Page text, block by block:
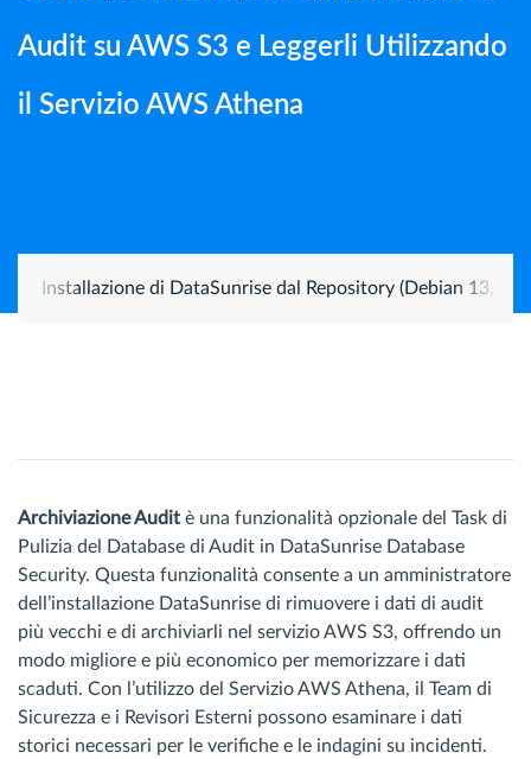
Audit su AWS S3 e Leggerli Utilizzando
il Servizio AWS Athena
Installazione di DataSunrise dal Repository (Debian 13,
Archiviazione Audit è una funzionalità opzionale del Task di
Pulizia del Database di Audit in DataSunrise Database
Security. Questa funzionalità consente a un amministratore
dell’installazione DataSunrise di rimuovere i dati di audit
più vecchi e di archiviarli nel servizio AWS S3, offrendo un
modo migliore e più economico per memorizzare i dati
scaduti. Con l’utilizzo del Servizio AWS Athena, il Team di
Sicurezza e i Revisori Esterni possono esaminare i dati
storici necessari per le verifiche e le indagini su incidenti.